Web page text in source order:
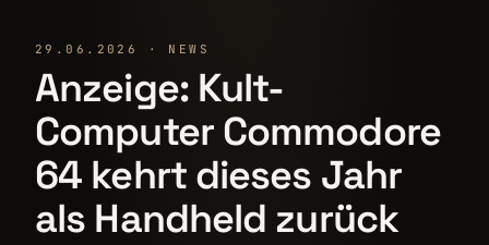
29.06.2026 · NEWS
Anzeige: Kult-
Computer Commodore
64 kehrt dieses Jahr
als Handheld zurück